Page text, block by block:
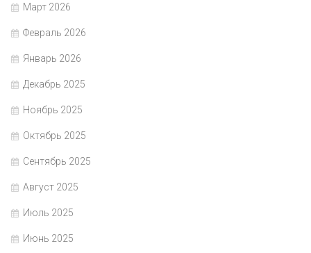
Март 2026
Февраль 2026
Январь 2026
Декабрь 2025
Ноябрь 2025
Октябрь 2025
Сентябрь 2025
Август 2025
Июль 2025
Июнь 2025